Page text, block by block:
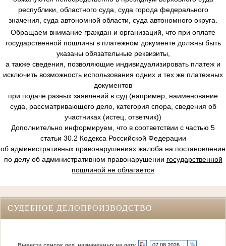
республики, областного суда, суда города федерального
значения, суда автономной области, суда автономного округа.
Обращаем внимание граждан и организаций, что при оплате
государственной пошлины в платежном документе должны быть
указаны обязательные реквизиты,
а также сведения, позволяющие индивидуализировать платеж и
исключить возможность использования одних и тех же платежных
документов
при подаче разных заявлений в суд (например, наименование
суда, рассматривающего дело, категория спора, сведения об
участниках (истец, ответчик))
Дополнительно информируем, что в соответствии с частью 5
статьи 30.2 Кодекса Российской Федерации
об административных правонарушениях жалоба на постановление
по делу об административном правонарушении государственной
пошлиной не облагается
СУДЕБНОЕ ДЕЛОПРОИЗВОДСТВО